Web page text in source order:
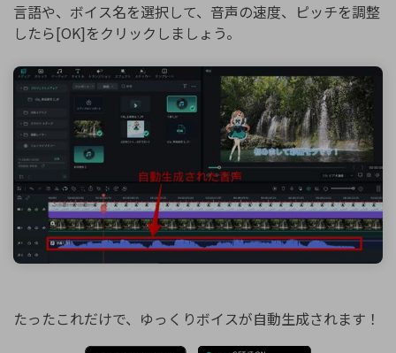
言語や、ボイス名を選択して、音声の速度、ピッチを調整
したら[OK]をクリックしましょう。
たったこれだけで、ゆっくりボイスが自動生成されます！